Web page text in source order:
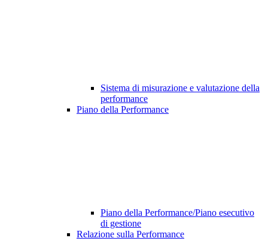
Sistema di misurazione e valutazione della
performance
Piano della Performance
Piano della Performance/Piano esecutivo
di gestione
Relazione sulla Performance